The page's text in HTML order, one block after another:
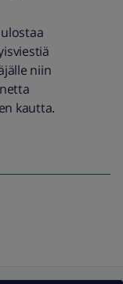
niin
kautta.